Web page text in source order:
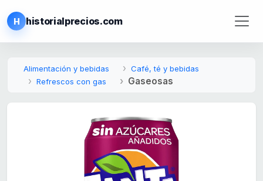
H historialprecios.com
Alimentación y bebidas
Café, té y bebidas
Refrescos con gas
Gaseosas